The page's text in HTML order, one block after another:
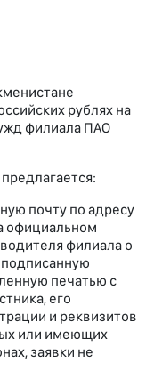
рублях на
филиала ПAO
почту по адресу
официальном
филиала о
печатью с
его
и реквизитов
или имеющих
заявки не